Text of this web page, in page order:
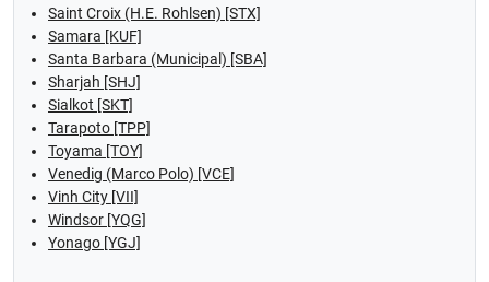
Saint Croix (H.E. Rohlsen) [STX]
Samara [KUF]
Santa Barbara (Municipal) [SBA]
Sharjah [SHJ]
Sialkot [SKT]
Tarapoto [TPP]
Toyama [TOY]
Venedig (Marco Polo) [VCE]
Vinh City [VII]
Windsor [YQG]
Yonago [YGJ]